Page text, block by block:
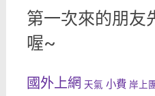
第一次來的朋友
喔~
國外上網 天氣 小費 岸上